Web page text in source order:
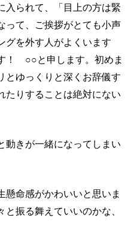
入られて、「目上の方は緊
て、ご挨拶がとても小声
グを外す人がよくいます
！ ○○と申します。初めま
とゆっくりと深くお辞儀す
たりすることは絶対にない
動きが一緒になってしまい
懸命感がかわいいと思いま
振る舞えていいのかな、